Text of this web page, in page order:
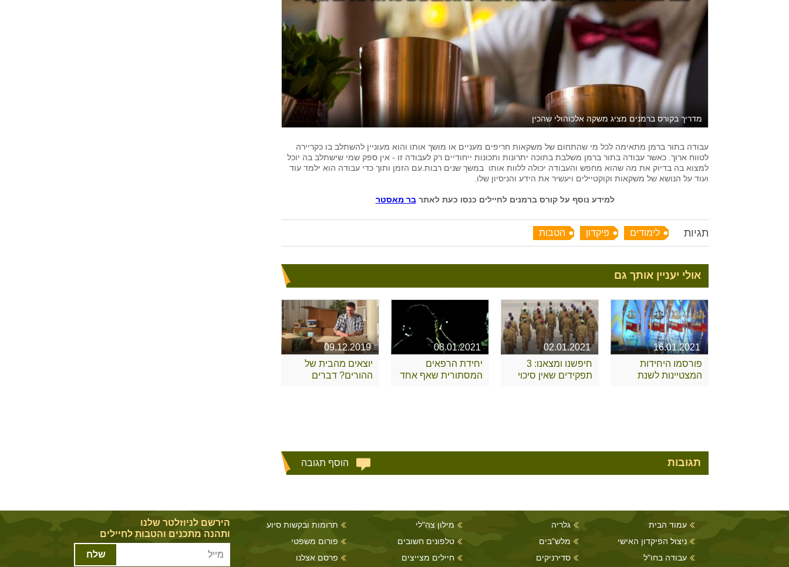
מדריך בקורס ברמנים מציג משקה אלכוהולי שהכין
עבודה בתור ברמן מתאימה לכל מי שהתחום של משקאות חריפים מעניים או מושך אותו והוא מעוניין להשתלב בו כקריירה
לטווח ארוך. כאשר עבודה בתור ברמן משלבת בתוכה יתרונות ותכונות ייחודיים רק לעבודה זו - אין ספק שמי שישתלב בה יוכל
למצוא בה בדיוק את מה שהוא מחפש והעבודה יכולה ללוות אותו במשך שנים רבות.עם הזמן ותוך כדי עבודה הוא ילמד עוד
ועוד על הנושא של משקאות וקוקטיילים ויעשיר את הידע והניסיון שלו.
למידע נוסף על קורס ברמנים לחיילים כנסו כעת לאתרבר מאסטר
תגיות לימודים פיקדון הטבות
אולי יעניין אותך גם
16.01.2021
פורסמו היחידות
המצטיינות לשנת
02.01.2021
חיפשנו ומצאנו: 3
תפקידים שאין סיכוי
08.01.2021
יחידת הרפאים
המסתורית שאף אחד
09.12.2019
יוצאים מהבית של
ההורים? דברים
תגובות הוסף תגובה
הירשם לניוזלטר שלנו
ותהנה מתכנים והטבות לחיילים
שלח
עמוד הבית
ניצול הפיקדון האישי
עבודה בחו"ל
גלריה
מלש"בים
סדירניקים
מילון צה"לי
טלפונים חשובים
חיילים מצייצים
תרומות ובקשות סיוע
פורום משפטי
פרסם אצלנו